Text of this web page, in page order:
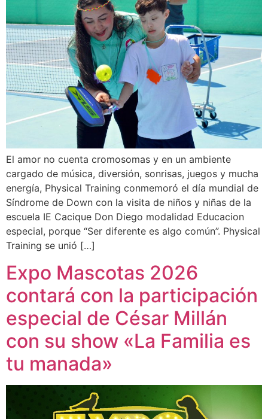
El amor no cuenta cromosomas y en un ambiente
cargado de música, diversión, sonrisas, juegos y mucha
energía, Physical Training conmemoró el día mundial de
Síndrome de Down con la visita de niños y niñas de la
escuela IE Cacique Don Diego modalidad Educacion
especial, porque “Ser diferente es algo común”. Physical
Training se unió […]
Expo Mascotas 2026
contará con la participación
especial de César Millán
con su show «La Familia es
tu manada»